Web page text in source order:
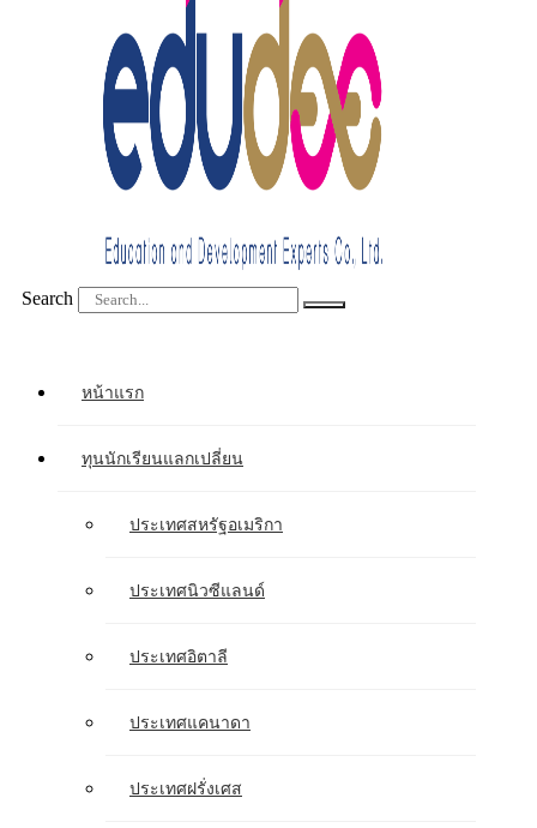
Search
หน้าแรก
ทุนนักเรียนแลกเปลี่ยน
ประเทศสหรัฐอเมริกา
ประเทศนิวซีแลนด์
ประเทศอิตาลี
ประเทศแคนาดา
ประเทศฝรั่งเศส